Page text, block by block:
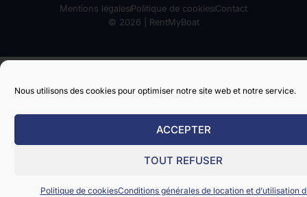
Nous utilisons des cookies pour optimiser notre site web et notre service.
ACCEPTER
TOUT REFUSER
Politique de cookiesConditions générales de location et d’utilisation
© 2026 | RentMyBoat
Mentions légales Politique de cookies Contact